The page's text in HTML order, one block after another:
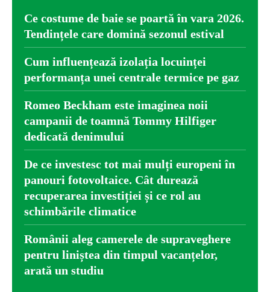
Ce costume de baie se poartă în vara 2026.
Tendințele care domină sezonul estival
Cum influențează izolația locuinței
performanța unei centrale termice pe gaz
Romeo Beckham este imaginea noii
campanii de toamnă Tommy Hilfiger
dedicată denimului
De ce investesc tot mai mulți europeni în
panouri fotovoltaice. Cât durează
recuperarea investiției și ce rol au
schimbările climatice
Românii aleg camerele de supraveghere
pentru liniștea din timpul vacanțelor,
arată un studiu